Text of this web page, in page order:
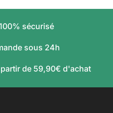
sécurisé
sous 24h
de 59,90€ d'achat